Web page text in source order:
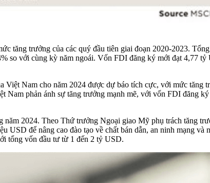
tăng trưởng của các quý đầu tiên giai đoạn 2020-2023.
so với cùng kỳ năm ngoái. Vốn FDI đăng ký mới đạt 4,77
Nam cho năm 2024 được dự báo tích cực, với mức tăng
phản ánh sự tăng trưởng mạnh mẽ, với vốn FDI đăng
2024. Theo Thứ trưởng Ngoại giao Mỹ phụ trách tăng
để nâng cao đào tạo về chất bán dẫn, an ninh mạng và
tổng vốn đầu tư từ 1 đến 2 tỷ USD.